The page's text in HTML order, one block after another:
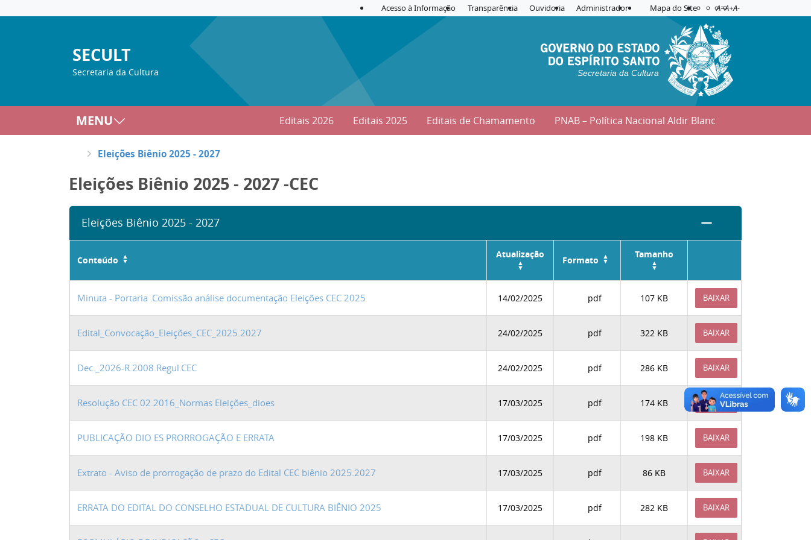
Acesso à Informação Transparência Ouvidoria Administrador Mapa do Site Acessibilidade
Aplicar contraste
A=A+A-
SECULT
Secretaria da Cultura Secretaria da Cultura
MENU Editais 2026 Editais 2025 Editais de Chamamento PNAB – Política Nacional Aldir Blanc
Eleições Biênio 2025 - 2027
Eleições Biênio 2025 - 2027 -CEC
Eleições Biênio 2025 - 2027
Conteúdo
Atualização
Formato
Tamanho
Minuta - Portaria .Comissão análise documentação Eleições CEC 2025 14/02/2025 pdf 107 KB BAIXAR
Edital_Convocação_Eleições_CEC_2025.2027 24/02/2025 pdf 322 KB BAIXAR
Dec._2026-R.2008.Regul.CEC 24/02/2025 pdf 286 KB BAIXAR
Resolução CEC 02.2016_Normas Eleições_dioes 17/03/2025 pdf 174 KB BAIXAR
PUBLICAÇÃO DIO ES PRORROGAÇÃO E ERRATA 17/03/2025 pdf 198 KB BAIXAR
Extrato - Aviso de prorrogação de prazo do Edital CEC biênio 2025.2027 17/03/2025 pdf 86 KB BAIXAR
ERRATA DO EDITAL DO CONSELHO ESTADUAL DE CULTURA BIÊNIO 2025 17/03/2025 pdf 282 KB BAIXAR